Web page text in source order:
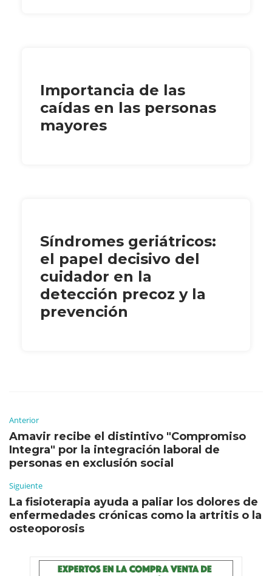
Importancia de las
caídas en las personas
mayores
Síndromes geriátricos:
el papel decisivo del
cuidador en la
detección precoz y la
prevención
Anterior
Amavir recibe el distintivo "Compromiso
Integra" por la integración laboral de
personas en exclusión social
Siguiente
La fisioterapia ayuda a paliar los dolores de
enfermedades crónicas como la artritis o la
osteoporosis